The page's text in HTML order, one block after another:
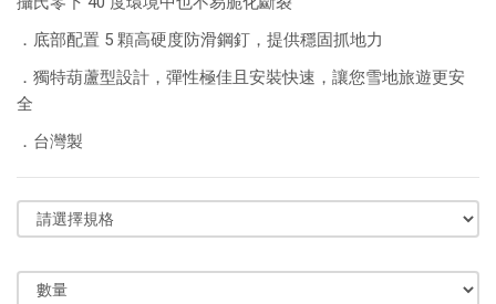
．底部配置 5 顆高硬度防滑鋼釘，提供穩固抓地力
．獨特葫蘆型設計，彈性極佳且安裝快速，讓您雪地旅遊更安
全
．台灣製